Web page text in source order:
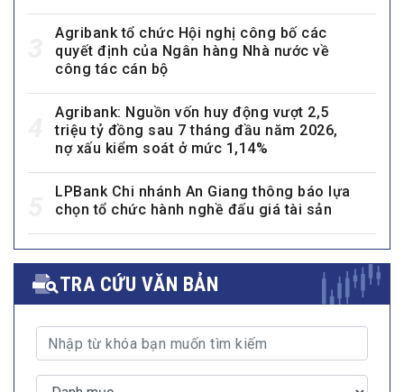
Agribank tổ chức Hội nghị công bố các
quyết định của Ngân hàng Nhà nước về
công tác cán bộ
Agribank: Nguồn vốn huy động vượt 2,5
triệu tỷ đồng sau 7 tháng đầu năm 2026,
nợ xấu kiểm soát ở mức 1,14%
LPBank Chi nhánh An Giang thông báo lựa
chọn tổ chức hành nghề đấu giá tài sản
TRA CỨU VĂN BẢN